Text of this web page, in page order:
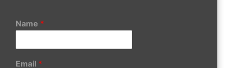
Name *
Email *